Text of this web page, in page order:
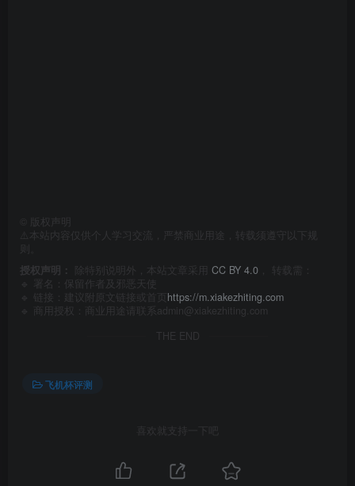
版权声明
⚠️本站内容仅供个人学习交流，严禁商业用途，转载须遵守以下规
授权声明：
除特别说明外，本站文章采用 CC BY 4.0 ， 转载需：
🔹 署名：保留作者及 邪恶天使
🔹 链接：建议附原文链接或首页 https://m.xiakezhiting.com
🔹 商用授权：商业用途请联系admin@xiakezhiting.com
THE END
飞机杯评测
喜欢就支持一下吧